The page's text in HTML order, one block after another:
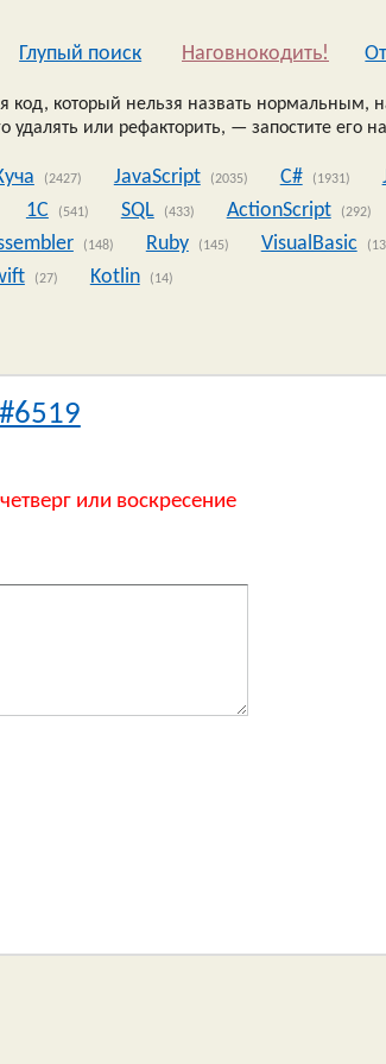
Глупый поиск Наговнокодить!
код, который нельзя назвать нормальным,
удалять или рефакторить, — запостите его
(2427) JavaScript (2035) C# (1931)
1C (541) SQL (433) ActionScript (292)
(148) Ruby (145) VisualBasic
(27) Kotlin (14)
или воскресение